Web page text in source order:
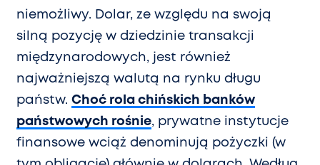
niemożliwy. Dolar, ze względu na swoją
silną pozycję w dziedzinie transakcji
międzynarodowych, jest również
najważniejszą walutą na rynku długu
państw. Choć rola chińskich banków
państwowych rośnie, prywatne instytucje
finansowe wciąż denominują pożyczki (w